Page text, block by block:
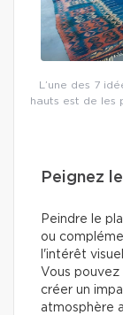
L’une des 7
hauts est de les
Peignez
Peindre le
ou
l'intérêt
Vous pouvez
créer un
atmosphère